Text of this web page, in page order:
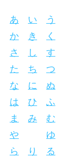
あ い う
か き く
さ し す
た ち つ
な に ぬ
は ひ ふ
ま み む
や
ゆ
ら り る